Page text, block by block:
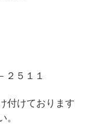
５１１
付けております
。